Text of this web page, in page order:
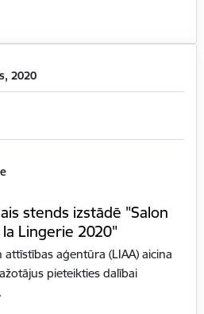
2020
stends izstādē "Salon
Lingerie 2020"
attīstības aģentūra (LIAA) aicina
pieteikties dalībai